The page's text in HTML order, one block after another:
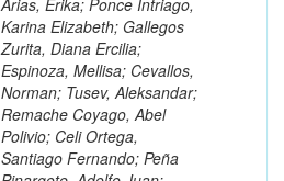
Karina Elizabeth; Gallegos
Zurita, Diana Ercilia;
Espinoza, Mellisa; Cevallos,
Norman; Tusev, Aleksandar;
Remache Coyago, Abel
Polivio; Celi Ortega,
Santiago Fernando; Peña